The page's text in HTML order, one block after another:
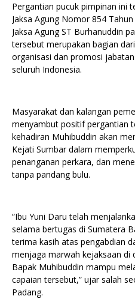
Pergantian pucuk pimpinan ini
Jaksa Agung Nomor 854
Jaksa Agung ST Burhanuddin
tersebut merupakan bagian
organisasi dan promosi
seluruh Indonesia.
Masyarakat dan kalangan
menyambut positif pergantian
kehadiran Muhibuddin akan
Kejati Sumbar dalam
penanganan perkara, dan
tanpa pandang bulu.
“Ibu Yuni Daru telah
selama bertugas di Sumatera
terima kasih atas pengabdian
menjaga marwah kejaksaan di
Bapak Muhibuddin mampu
capaian tersebut,” ujar salah
Padang.